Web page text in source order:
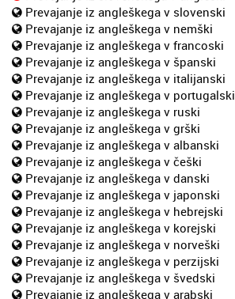
Prevajanje iz angleškega v slovenski
Prevajanje iz angleškega v nemški
Prevajanje iz angleškega v francoski
Prevajanje iz angleškega v španski
Prevajanje iz angleškega v italijanski
Prevajanje iz angleškega v portugalski
Prevajanje iz angleškega v ruski
Prevajanje iz angleškega v grški
Prevajanje iz angleškega v albanski
Prevajanje iz angleškega v češki
Prevajanje iz angleškega v danski
Prevajanje iz angleškega v japonski
Prevajanje iz angleškega v hebrejski
Prevajanje iz angleškega v korejski
Prevajanje iz angleškega v norveški
Prevajanje iz angleškega v perzijski
Prevajanje iz angleškega v švedski
Prevajanje iz angleškega v arabski